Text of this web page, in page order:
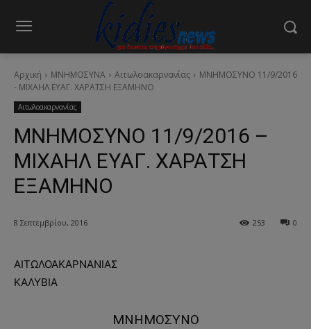
Αρχική ΜΝΗΜΟΣΥΝΑ Αιτωλοακαρνανίας
ΜΝΗΜΟΣΥΝΟ 11/9/2016
- ΜΙΧΑΗΛ ΕΥΑΓ. ΧΑΡΑΤΣΗ ΕΞΑΜΗΝΟ
Αιτωλοακαρνανίας
ΜΝΗΜΟΣΥΝΟ 11/9/2016 –
ΜΙΧΑΗΛ ΕΥΑΓ. ΧΑΡΑΤΣΗ
ΕΞΑΜΗΝΟ
8 Σεπτεμβρίου, 2016 0
253
ΑΙΤΩΛΟΑΚΑΡΝΑΝΙΑΣ
ΚΑΛΥΒΙΑ
ΜΝΗΜΟΣΥΝΟ